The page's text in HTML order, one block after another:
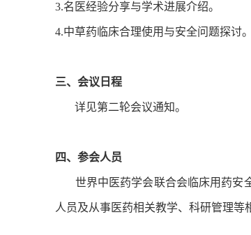
3.名医经验分享与学术进展介绍。
4.中草药临床合理使用与安全问题探讨。
三、会议日程
详见第二轮会议通知。
四、参会人员
世界中医药学会联合会临床用药安
人员及从事医药相关教学、科研管理